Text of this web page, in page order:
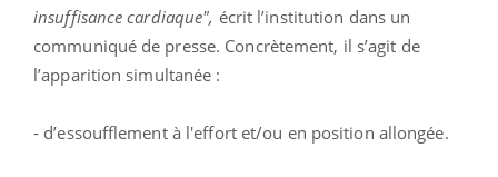
insuffisance cardiaque", écrit l’institution dans un
communiqué de presse. Concrètement, il s’agit de
l’apparition simultanée :
- d’essoufflement à l'effort et/ou en position allongée.